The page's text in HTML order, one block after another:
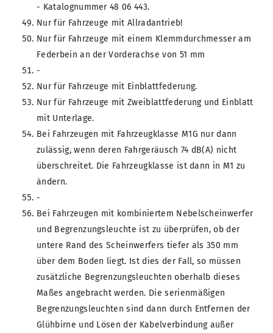
- Katalognummer 48 06 443.
Nur für Fahrzeuge mit Allradantrieb!
Nur für Fahrzeuge mit einem Klemmdurchmesser am
Federbein an der Vorderachse von 51 mm
-
Nur für Fahrzeuge mit Einblattfederung.
Nur für Fahrzeuge mit Zweiblattfederung und Einblatt
mit Unterlage.
Bei Fahrzeugen mit Fahrzeugklasse M1G nur dann
zulässig, wenn deren Fahrgeräusch 74 dB(A) nicht
überschreitet. Die Fahrzeugklasse ist dann in M1 zu
ändern.
-
Bei Fahrzeugen mit kombiniertem Nebelscheinwerfer
und Begrenzungsleuchte ist zu überprüfen, ob der
untere Rand des Scheinwerfers tiefer als 350 mm
über dem Boden liegt. Ist dies der Fall, so müssen
zusätzliche Begrenzungsleuchten oberhalb dieses
Maßes angebracht werden. Die serienmäßigen
Begrenzungsleuchten sind dann durch Entfernen der
Glühbirne und Lösen der Kabelverbindung außer